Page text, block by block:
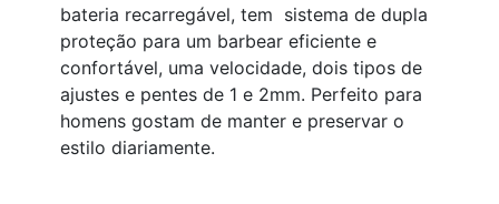
bateria recarregável, tem sistema de dupla
proteção para um barbear eficiente e
confortável, uma velocidade, dois tipos de
ajustes e pentes de 1 e 2mm. Perfeito para
homens gostam de manter e preservar o
estilo diariamente.